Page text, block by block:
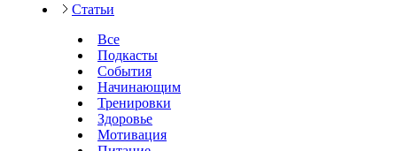
Статьи
Все
Подкасты
События
Начинающим
Тренировки
Здоровье
Мотивация